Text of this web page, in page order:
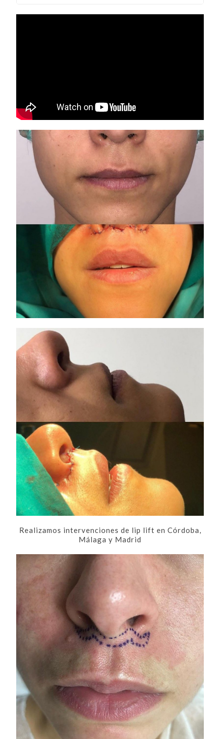
Realizamos intervenciones de lip lift en Córdoba,
Málaga y Madrid